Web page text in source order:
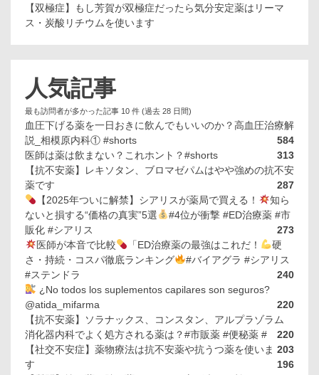
【双極症】もし芳賀が双極症だったら気分安定薬はリーマ
ス・炭酸リチウムを使います
人気記事
最も訪問者が多かった記事 10 件 (過去 28 日間)
血圧下げる薬を一日おきに飲んでもいいのか？高血圧治療解
説_相模原内科① #shorts
584
医師は薬は飲まない？これホント？#shorts
313
【抗不安薬】レキソタン、ブロマゼパムはやや強めの抗不安
薬です
287
【2025年ついに解禁】シアリスが薬局で買える！
知ら
ないと損する“価格の真実”5選
#4位が衝撃 #ED治療薬 #市
販化 #シアリス
273
医師が本音で比較
「ED治療薬の最強はこれだ！
硬
さ・持続・コスパ徹底ランキング
#バイアグラ #シアリス
#ステンドラ
240
¿No todos los suplementos capilares son seguros?
@atida_mifarma
220
【抗不安薬】ソラナックス、コンスタン、アルプラゾラム
220
消化器内科でよく処方される薬は？#市販薬 #便秘薬 #
203
【社交不安症】薬物療法は抗不安薬や抗うつ薬を使いま
す
196